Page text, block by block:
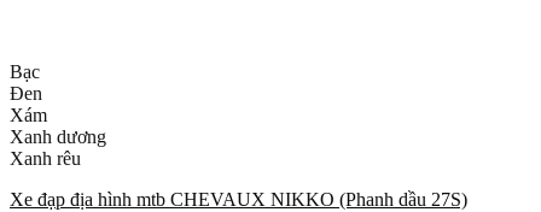
Bạc
Đen
Xám
Xanh dương
Xanh rêu
Xe đạp địa hình mtb CHEVAUX NIKKO (Phanh dầu 27S)